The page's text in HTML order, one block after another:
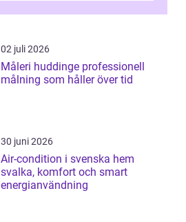
02 juli 2026
Måleri huddinge professionell
målning som håller över tid
30 juni 2026
Air-condition i svenska hem
svalka, komfort och smart
energianvändning